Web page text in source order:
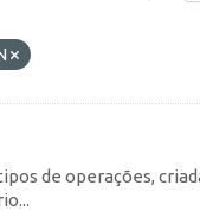
de operações,